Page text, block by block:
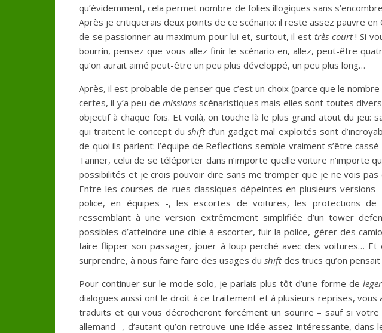
qu’évidemment, cela permet nombre de folies illogiques sans
Après je critiquerais deux points de ce scénario: il reste assez pauvre
de se passionner au maximum pour lui et, surtout, il est très court! Si
bourrin, pensez que vous allez finir le scénario en, allez, peut-être
qu’on aurait aimé peut-être un peu plus développé, un peu plus long…
Après, il est probable de penser que c’est un choix (parce que le
certes, il y’a peu demissions scénaristiques mais elles sont toutes
objectif à chaque fois. Et voilà, on touche là le plus grand atout du jeu:
qui traitent le concept du shiftd’un gadget mal exploités sont
de quoi ils parlent: l’équipe de Reflections semble vraiment s’être
Tanner, celui de se téléporter dans n’importe quelle voiture n’importe
possibilités et je crois pouvoir dire sans me tromper que je ne vois pas
Entre les courses de rues classiques dépeintes en plusieurs versions
police, en équipes -, les escortes de voitures, les protections
ressemblant à une version extrêmement simplifiée d’un tower
possibles d’atteindre une cible à escorter, fuir la police, gérer des
faire flipper son passager, jouer à loup perché avec des voitures… Et
surprendre, à nous faire faire des usages du shiftdes trucs qu’on
Pour continuer sur le mode solo, je parlais plus tôt d’une forme de
dialogues aussi ont le droit à ce traitement et à plusieurs reprises,
traduits et qui vous décrocheront forcément un sourire – sauf si
allemand -, d’autant qu’on retrouve une idée assez intéressante,